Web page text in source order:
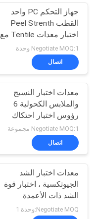
جهاز التحكم PC واحد
القطب Peel Strenth
اختبار معدات Tentile مع
باناسونيك محرك سيرفو
Negotiate MOQ:1 وحدة
اتصال
معدات اختبار النسيج
والملابس الكحولية 6
رؤوس اختبار احتكاك
الإسفنج
Negotiate MOQ:1 مجموعة
اتصال
معدات اختبار الشد
الجيوتكسية ، اختبار قوة
الشد ذات الأعمدة
المزدوجة
Negotiate MOQ:وحدة 1